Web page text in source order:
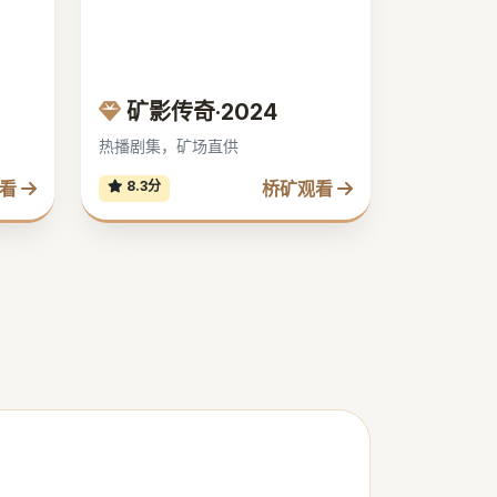
矿影传奇·2024
热播剧集，矿场直供
8.3分 桥矿观看